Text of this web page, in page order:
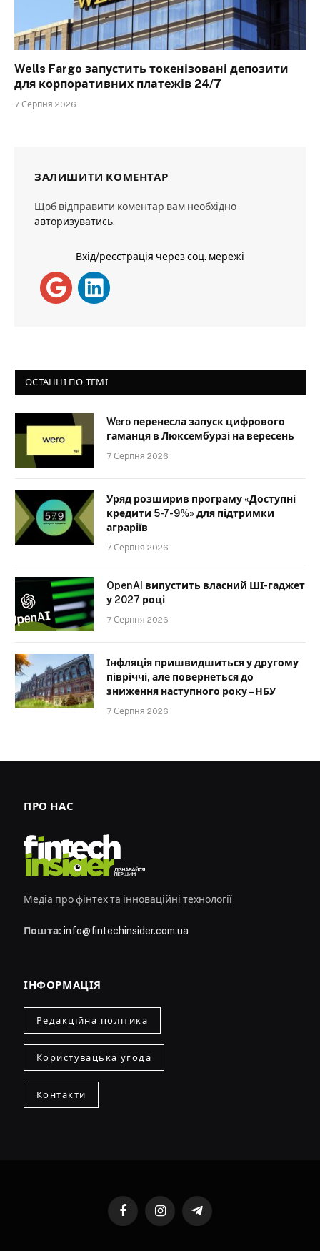
Wells Fargo запустить токенізовані депозити
для корпоративних платежів 24/7
7 Серпня 2026
ЗАЛИШИТИ КОМЕНТАР
Щоб відправити коментар вам необхідно
авторизуватись.
Вхід/реєстрація через соц. мережі
ОСТАННІ ПО ТЕМІ
Wero перенесла запуск цифрового
гаманця в Люксембурзі на вересень
7 Серпня 2026
Уряд розширив програму «Доступні
кредити 5-7-9%» для підтримки
аграріїв
7 Серпня 2026
OpenAI випустить власний ШІ-гаджет
у 2027 році
7 Серпня 2026
Інфляція пришвидшиться у другому
півріччі, але повернеться до
зниження наступного року – НБУ
7 Серпня 2026
ПРО НАС
Медіа про фінтех та інноваційні технології
Пошта: info@fintechinsider.com.ua
ІНФОРМАЦІЯ
Редакційна політика
Користувацька угода
Контакти
FacebookInstagramTelegram